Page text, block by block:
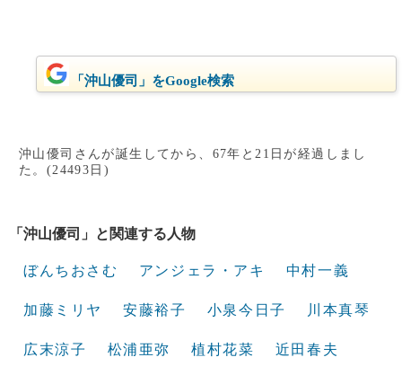
「沖山優司」をGoogle検索
沖山優司さんが誕生してから、67年と21日が経過しまし
た。(24493日)
「沖山優司」と関連する人物
ぼんちおさむ アンジェラ・アキ 中村一義
加藤ミリヤ 安藤裕子 小泉今日子 川本真琴
広末涼子 松浦亜弥 植村花菜 近田春夫